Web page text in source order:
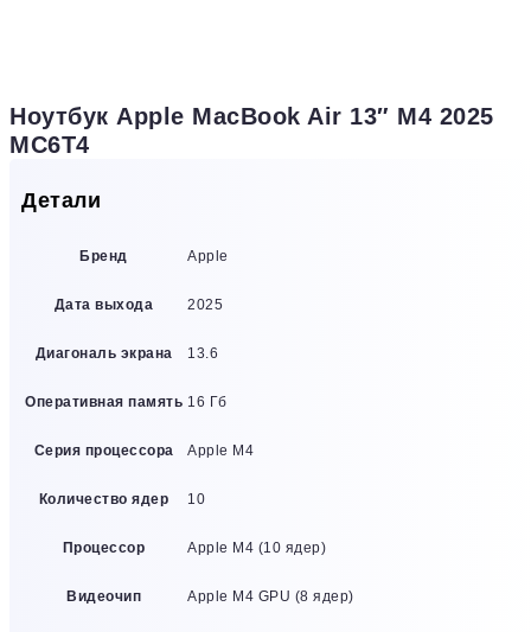
Ноутбук Apple MacBook Air 13″ M4 2025
MC6T4
Детали
Бренд Apple
Дата выхода 2025
Диагональ экрана 13.6
Оперативная память 16 Гб
Серия процессора Apple M4
Количество ядер 10
Процессор Apple M4 (10 ядер)
Видеочип Apple M4 GPU (8 ядер)